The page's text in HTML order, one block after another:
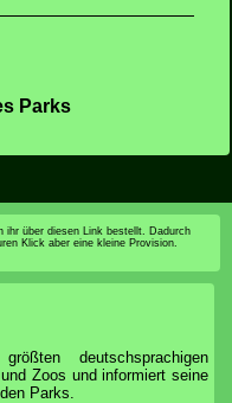
Parks
über diesen Link bestellt. Dadurch
Klick aber eine kleine Provision.
deutschsprachigen
Zoos und informiert seine
Parks.